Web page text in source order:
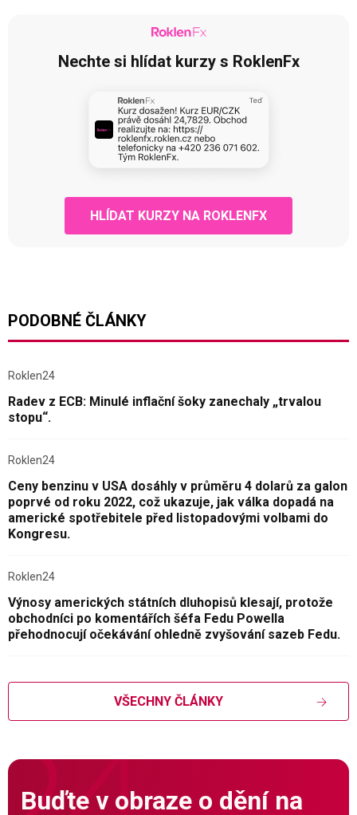
Nechte si hlídat kurzy s RoklenFx
HLÍDAT KURZY NA ROKLENFX
PODOBNÉ ČLÁNKY
Roklen24
Radev z ECB: Minulé inflační šoky zanechaly „trvalou
stopu“.
Roklen24
Ceny benzinu v USA dosáhly v průměru 4 dolarů za galon
poprvé od roku 2022, což ukazuje, jak válka dopadá na
americké spotřebitele před listopadovými volbami do
Kongresu.
Roklen24
Výnosy amerických státních dluhopisů klesají, protože
obchodníci po komentářích šéfa Fedu Powella
přehodnocují očekávání ohledně zvyšování sazeb Fedu.
VŠECHNY ČLÁNKY
Buďte v obraze o dění na